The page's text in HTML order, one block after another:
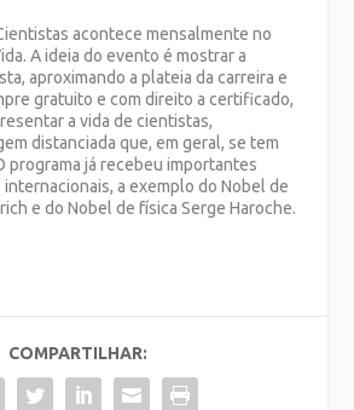
acontece mensalmente no
A ideia do evento é mostrar a
aproximando a plateia da carreira e
gratuito e com direito a certificado,
a vida de cientistas,
distanciada que, em geral, se tem
programa já recebeu importantes
internacionais, a exemplo do Nobel de
e do Nobel de física Serge Haroche.
COMPARTILHAR: